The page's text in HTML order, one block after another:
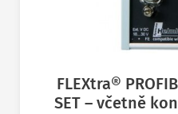
FLEXtra®
SET – včetně